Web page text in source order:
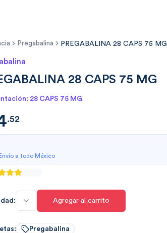
Pregabalina PREGABALINA 28 CAPS 75 MG
28 CAPS 75 MG
28 CAPS 75 MG
.52
Envío a todo México
Agregar al carrito
Pregabalina